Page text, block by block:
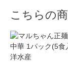
こちらの